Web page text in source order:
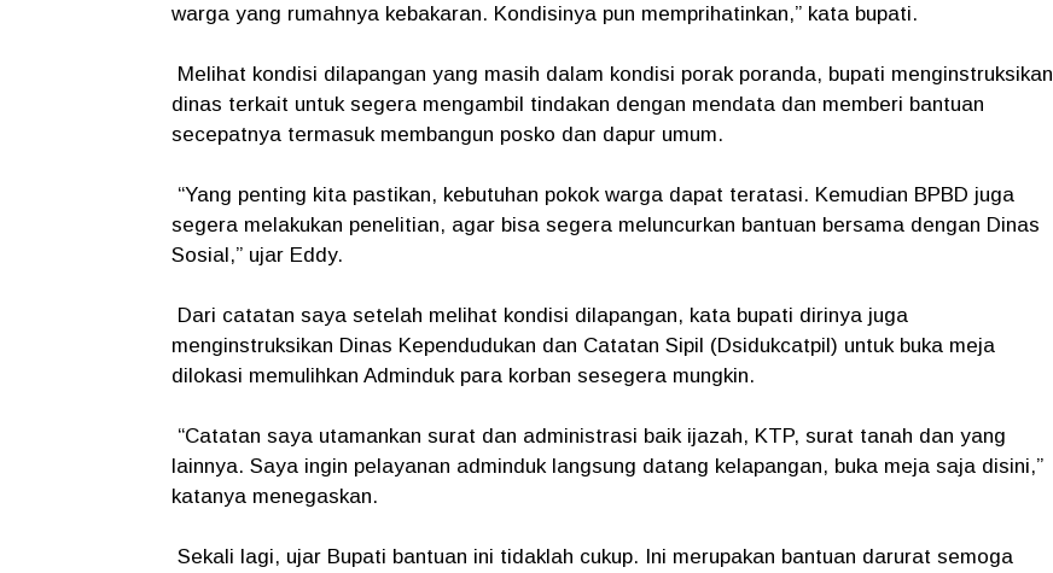
warga yang rumahnya kebakaran. Kondisinya pun memprihatinkan,” kata bupati.
Melihat kondisi dilapangan yang masih dalam kondisi porak poranda, bupati menginstruksikan
dinas terkait untuk segera mengambil tindakan dengan mendata dan memberi bantuan
secepatnya termasuk membangun posko dan dapur umum.
“Yang penting kita pastikan, kebutuhan pokok warga dapat teratasi. Kemudian BPBD juga
segera melakukan penelitian, agar bisa segera meluncurkan bantuan bersama dengan Dinas
Sosial,” ujar Eddy.
Dari catatan saya setelah melihat kondisi dilapangan, kata bupati dirinya juga
menginstruksikan Dinas Kependudukan dan Catatan Sipil (Dsidukcatpil) untuk buka meja
dilokasi memulihkan Adminduk para korban sesegera mungkin.
“Catatan saya utamankan surat dan administrasi baik ijazah, KTP, surat tanah dan yang
lainnya. Saya ingin pelayanan adminduk langsung datang kelapangan, buka meja saja disini,”
katanya menegaskan.
Sekali lagi, ujar Bupati bantuan ini tidaklah cukup. Ini merupakan bantuan darurat semoga